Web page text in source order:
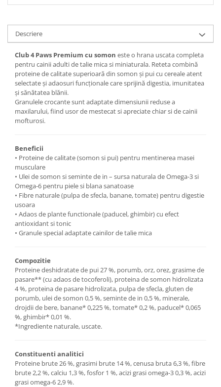
Descriere
Club 4 Paws Premium cu somon este o hrana uscata completa
pentru cainii adulti de talie mica si miniaturala. Reteta combină
proteine de calitate superioară din somon și pui cu cereale atent
selectate și adaosuri funcționale care sprijină digestia, imunitatea
și sănătatea blănii.
Granulele crocante sunt adaptate dimensiunii reduse a
maxilarului, fiind usor de mestecat si apreciate chiar si de cainii
mofturosi.
Beneficii
• Proteine de calitate (somon si pui) pentru mentinerea masei
musculare
• Ulei de somon si seminte de in – sursa naturala de Omega-3 si
Omega-6 pentru piele si blana sanatoase
• Fibre naturale (pulpa de sfecla, banane, tomate) pentru digestie
usoara
• Adaos de plante functionale (paducel, ghimbir) cu efect
antioxidant si tonic
• Granule special adaptate cainilor de talie mica
Compozitie
Proteine deshidratate de pui 27 %, porumb, orz, orez, grasime de
pasare** (cu adaos de tocoferoli), proteina de somon hidrolizata
4 %, proteina de pasare hidrolizata, pulpa de sfecla, gluten de
porumb, ulei de somon 0,5 %, seminte de in 0,5 %, minerale,
drojdii de bere, banane* 0,225 %, tomate* 0,2 %, paducel* 0,065
%, ghimbir* 0,01 %.
*Ingrediente naturale, uscate.
Constituenti analitici
Proteine brute 26 %, grasimi brute 14 %, cenusa bruta 6,3 %, fibre
brute 2,2 %, calciu 1,3 %, fosfor 1 %, acizi grasi omega-3 0,3 %, acizi
grasi omega-6 2,9 %.